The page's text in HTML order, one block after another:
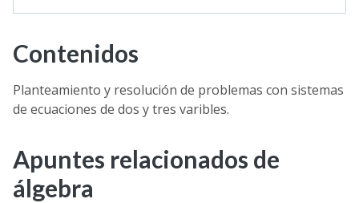
Contenidos
Planteamiento y resolución de problemas con sistemas
de ecuaciones de dos y tres varibles.
Apuntes relacionados de
álgebra